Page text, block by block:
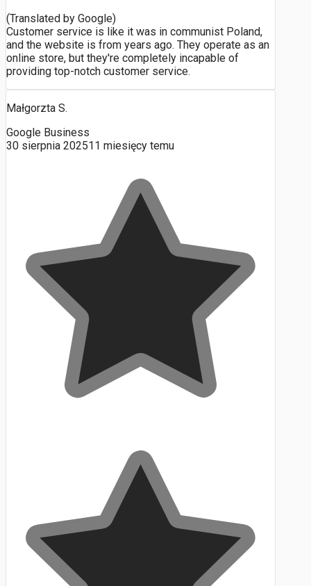
(Translated by Google)
Customer service is like it was in communist Poland,
and the website is from years ago. They operate as an
online store, but they're completely incapable of
providing top-notch customer service.
Małgorzta S.
Google Business
30 sierpnia 202511 miesięcy temu